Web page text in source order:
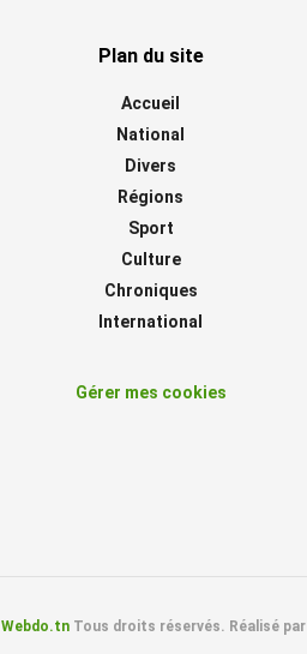
Plan du site
Accueil
National
Divers
Régions
Sport
Culture
Chroniques
International
Gérer mes cookies
Webdo.tnTous droits réservés. Réalisé par